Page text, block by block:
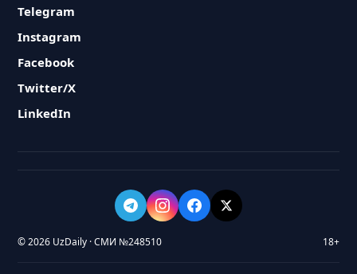
Telegram
Instagram
Facebook
Twitter/X
LinkedIn
© 2026 UzDaily · СМИ №248510 18+